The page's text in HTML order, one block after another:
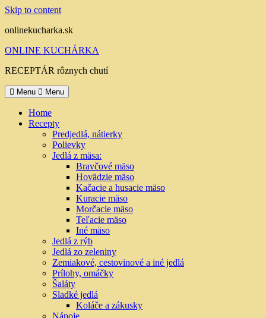
Skip to content
onlinekucharka.sk
ONLINE KUCHÁRKA
RECEPTÁR rôznych chutí
Menu Menu
Home
Recepty
Predjedlá, nátierky
Polievky
Jedlá z mäsa:
Bravčové mäso
Hovädzie mäso
Kačacie a husacie mäso
Kuracie mäso
Morčacie mäso
Teľacie mäso
Iné mäso
Jedlá z rýb
Jedlá zo zeleniny
Zemiakové, cestovinové a iné jedlá
Prílohy, omáčky
Šaláty
Sladké jedlá
Koláče a zákusky
Nápoje